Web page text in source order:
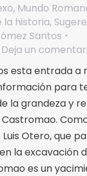
, Mundo
la historia,
Santos
Deja un
esta entrada a
para
la grandeza y
Otero, que
la excavación
es un